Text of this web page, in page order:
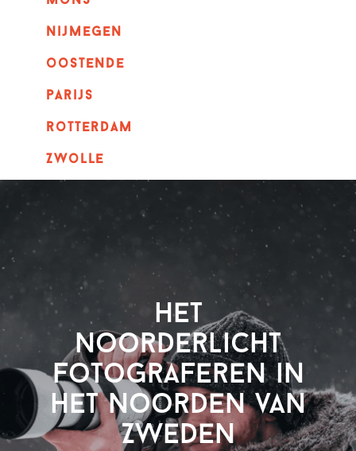
nijmegen
oostende
parijs
rotterdam
Zwolle
Het
Noorderlicht
fotograferen in
het Noorden van
Zweden